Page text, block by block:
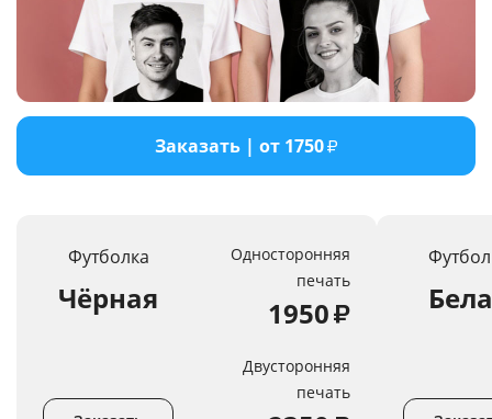
Багетная мастерская
Полиграфия
Услуги и сервис
Заказать | от 1750₽
Футболка
Чёрная
Односторонняя
печать
1950₽
Двусторонняя
печать